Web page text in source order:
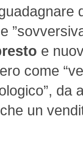
e
come
da
un